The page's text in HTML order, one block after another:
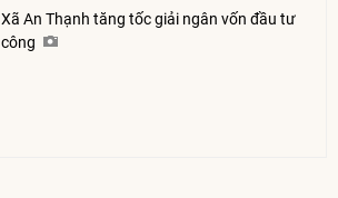
Xã An Thạnh tăng tốc giải ngân vốn đầu tư
công